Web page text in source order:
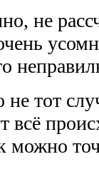
не
не тот
всё
можно